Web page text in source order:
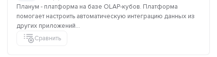
Планум - платформа на базе OLAP-кубов. Платформа
помогает настроить автоматическую интеграцию данных из
других приложений...
Сравнить